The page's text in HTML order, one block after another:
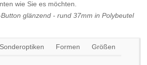
wie Sie es möchten.
glänzend - rund 37mm in Polybeutel
Sonderoptiken Formen Größen